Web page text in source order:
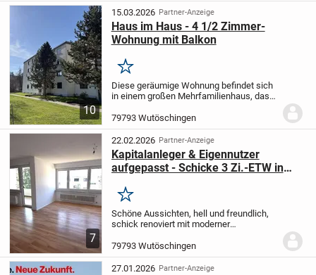
die Wohnung...
10
15.03.2026 Partner-Anzeige
Haus im Haus - 4 1/2 Zimmer-
Wohnung mit Balkon
Merken
Diese geräumige Wohnung befindet sich
in einem großen Mehrfamilienhaus, das
wurde. Aufgrund der Lage im Hochparterre
ist die Wohnung von der Haustür über nur
wenige...
79793 Wutöschingen
7
22.02.2026 Partner-Anzeige
Kapitalanleger & Eigennutzer
aufgepasst - Schicke 3 Zi.-ETW in
Merken
Schöne Aussichten, hell und freundlich,
schick renoviert mit moderner
und der Balkon mit Aussicht in die Natur.
Ideal die kurzen Wege zu den
Einkaufsmöglichkeite...
79793 Wutöschingen
27.01.2026 Partner-Anzeige